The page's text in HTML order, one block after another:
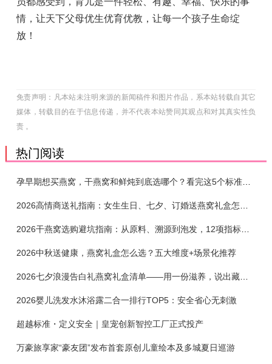
情，让天下父母优生优育优教，让每一个孩子生命绽
放！
免责声明：凡本站未注明来源的新闻稿件和图片作品，系本站转载自其它
媒体，转载目的在于信息传递，并不代表本站赞同其观点和对其真实性负
责 。
热门阅读
孕早期想买燕窝，干燕窝和鲜炖到底选哪个？看完这5个标准再下单
2026干燕窝选购避坑指南：从原料、溯源到泡发，12项指标判断靠谱燕窝
2026中秋送健康，燕窝礼盒怎么选？五大维度+场景化推荐
2026七夕浪漫告白礼燕窝礼盒清单——用一份滋养，说出藏在心底的爱
2026婴儿洗发水沐浴露二合一排行TOP5：安全省心无刺激
超越标准・定义安全｜皇宠创新智控工厂正式投产
万豪旅享家“豪友团”发布首套原创儿童绘本及多城夏日巡游